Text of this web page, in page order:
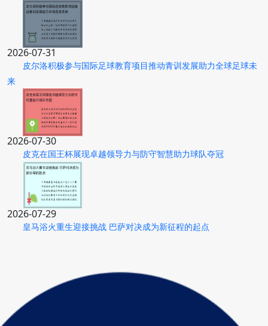
2026-07-31
皮尔洛积极参与国际足球教育项目推动青训发展助力全球足球未
来
2026-07-30
皮克在国王杯展现卓越领导力与防守智慧助力球队夺冠
2026-07-29
皇马浴火重生迎接挑战 巴萨对决成为新征程的起点